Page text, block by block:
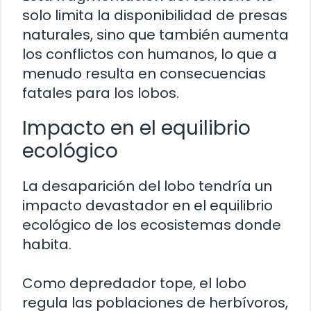
solo limita la disponibilidad de presas
naturales, sino que también aumenta
los conflictos con humanos, lo que a
menudo resulta en consecuencias
fatales para los lobos.
Impacto en el equilibrio
ecológico
La desaparición del lobo tendría un
impacto devastador en el equilibrio
ecológico de los ecosistemas donde
habita.
Como depredador tope, el lobo
regula las poblaciones de herbívoros,